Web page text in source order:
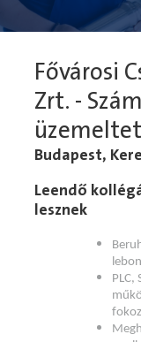
Fővárosi
Zrt. -
Budapest,
Leendő
lesznek
PLC,